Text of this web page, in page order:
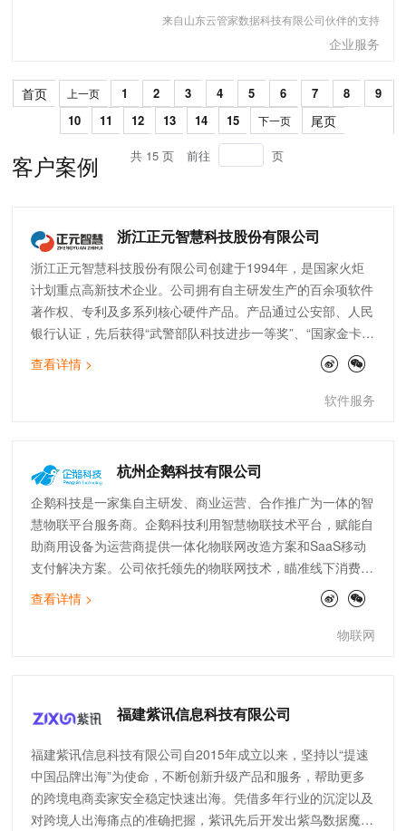
来自山东云管家数据科技有限公司伙伴的支持
企业服务
首页 上一页 1 2 3 4 5 6 7 8
9
10
11 12 13 14 15 下一页 尾页
共 15 页 前往 页
客户案例
浙江正元智慧科技股份有限公司
浙江正元智慧科技股份有限公司创建于1994年，是国家火炬
计划重点高新技术企业。公司拥有自主研发生产的百余项软件
著作权、专利及多系列核心硬件产品。产品通过公安部、人民
银行认证，先后获得“武警部队科技进步一等奖”、“国家金卡工
程金蚂蚁奖”、“中国国际软件博览会金奖”。公司在原有一卡通
的基础上，运用新一代AIoT（人工智能+大数据+区块链+云计
算+ 物联网技术），着力构建物联中台、业务中台、数据中
案。核心业务覆盖校园、企事业、社区等，成为智慧园区解决
方案引领者。
查看详情 >
软件服务
杭州企鹅科技有限公司
企鹅科技是一家集自主研发、商业运营、合作推广为一体的智
慧物联平台服务商。企鹅科技利用智慧物联技术平台，赋能自
助商用设备为运营商提供一体化物联网改造方案和SaaS移动
支付解决方案。公司依托领先的物联网技术，瞄准线下消费升
级和差异化趋势，利用智慧物联技术连接并赋能线下商用设备
实现商户的智能化管理，降低运维成本、提高收益；同时，为
用户提供基于LBS定位的物联自助智能体验服务，满足用户体
查看详情 >
物联网
福建紫讯信息科技有限公司
福建紫讯信息科技有限公司自2015年成立以来，坚持以“提速
中国品牌出海”为使命，不断创新升级产品和服务，帮助更多
的跨境电商卖家安全稳定快速出海。凭借多年行业的沉淀以及
对跨境人出海痛点的准确把握，紫讯先后开发出紫鸟数据魔